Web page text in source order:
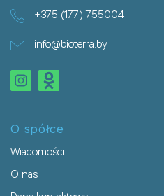
+375 (177) 755004
info@bioterra.by
O spółce
Wiadomości
O nas